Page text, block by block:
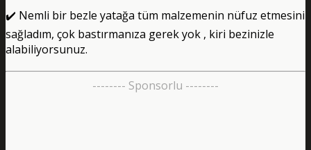
✔️ Nemli bir bezle yatağa tüm malzemenin nüfuz etmesini
sağladım, çok bastırmanıza gerek yok , kiri bezinizle
alabiliyorsunuz.
-------- Sponsorlu --------